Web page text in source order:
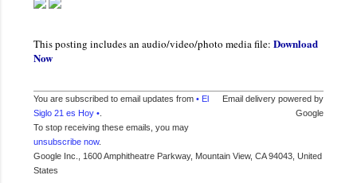
This posting includes an audio/video/photo media file: Download
Now
You are subscribed to email updates from • El
Siglo 21 es Hoy •
To stop receiving these emails, you may
unsubscribe now.
Email delivery powered by
Google
Google Inc., 1600 Amphitheatre Parkway, Mountain View, CA 94043, United
States